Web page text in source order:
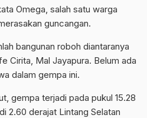
Omega, salah satu warga
guncangan.
bangunan roboh diantaranya
Cirita, Mal Jayapura. Belum ada
dalam gempa ini.
gempa terjadi pada pukul 15.28
2.60 derajat Lintang Selatan